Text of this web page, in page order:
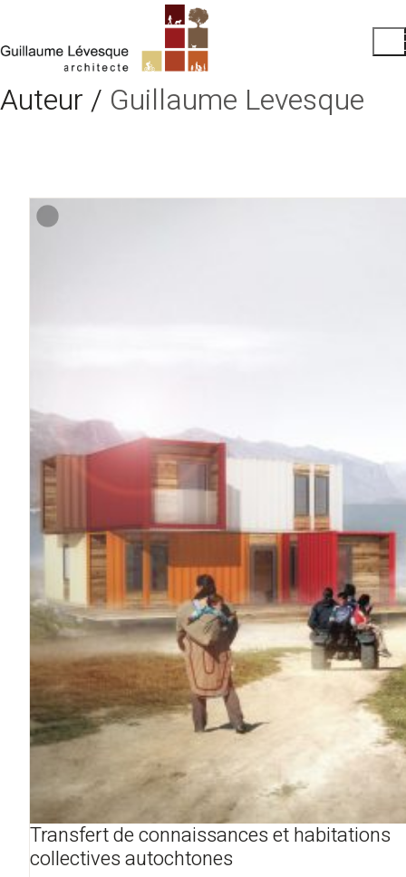
Auteur / Guillaume Levesque
Transfert de connaissances et habitations
collectives autochtones